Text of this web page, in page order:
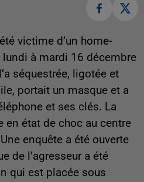
victime d’un home-
à mardi 16 décembre
séquestrée, ligotée et
portait un masque et a
et ses clés. La
en état de choc au centre
enquête a été ouverte
de l’agresseur a été
qui est placée sous